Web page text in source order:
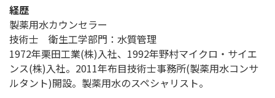
経歴
製薬用水カウンセラー
技術士 衛生工学部門：水質管理
1972年栗田工業(株)入社、1992年野村マイクロ・サイエ
ンス(株)入社。2011年布目技術士事務所(製薬用水コンサ
ルタント)開設。製薬用水のスペシャリスト。